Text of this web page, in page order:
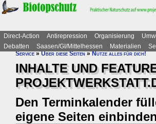
Direct-Action Antirepression Organisierung
Debatten
Saasen/GI/Mittelhessen Materialien
Service»Über diese Seiten»Nutze alles für dich!
INHALTE UND
Den Terminkalender
eigene Seiten